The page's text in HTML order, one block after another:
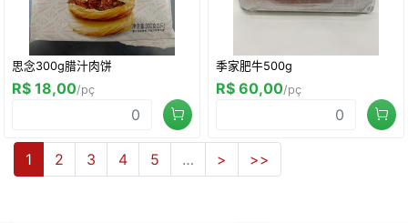
思念300g腊汁肉饼
R$ 18,00/pç
季家肥牛500g
R$ 60,00/pç
1 2 3 4 5 … > >>